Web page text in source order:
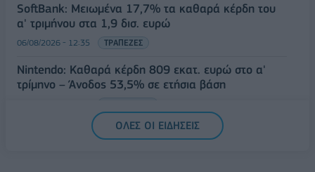
SoftBank: Μειωμένα 17,7% τα καθαρά κέρδη του
α' τριμήνου στα 1,9 δισ. ευρώ
06/08/2026 - 12:35 ΤΡΑΠΕΖΕΣ
Nintendo: Καθαρά κέρδη 809 εκατ. ευρώ στο α'
τρίμηνο – Άνοδος 53,5% σε ετήσια βάση
ΟΛΕΣ ΟΙ ΕΙΔΗΣΕΙΣ